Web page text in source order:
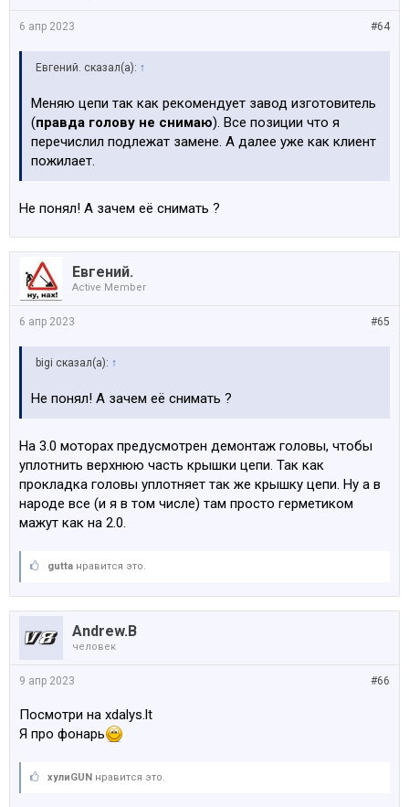
#64
6 апр 2023
Евгений. сказал(а): ↑
Меняю цепи так как рекомендует завод изготовитель
(правда голову не снимаю). Все позиции что я
перечислил подлежат замене. А далее уже как клиент
пожилает.
Не понял! А зачем её снимать ?
Евгений.
Active Member
#65
6 апр 2023
bigi сказал(а): ↑
Не понял! А зачем её снимать ?
На 3.0 моторах предусмотрен демонтаж головы, чтобы
уплотнить верхнюю часть крышки цепи. Так как
прокладка головы уплотняет так же крышку цепи. Ну а в
народе все (и я в том числе) там просто герметиком
мажут как на 2.0.
gutta нравится это.
Andrew.B
человек
#66
9 апр 2023
Посмотри на xdalys.lt
Я про фонарь
хулиGUN нравится это.